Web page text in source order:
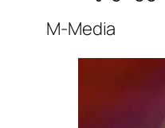
M-Media